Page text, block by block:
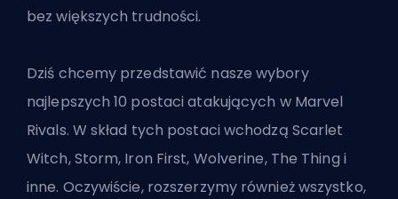
bez większych trudności.
Dziś chcemy przedstawić nasze wybory
najlepszych 10 postaci atakujących w Marvel
Rivals. W skład tych postaci wchodzą Scarlet
Witch, Storm, Iron First, Wolverine, The Thing i
inne. Oczywiście, rozszerzymy również wszystko,